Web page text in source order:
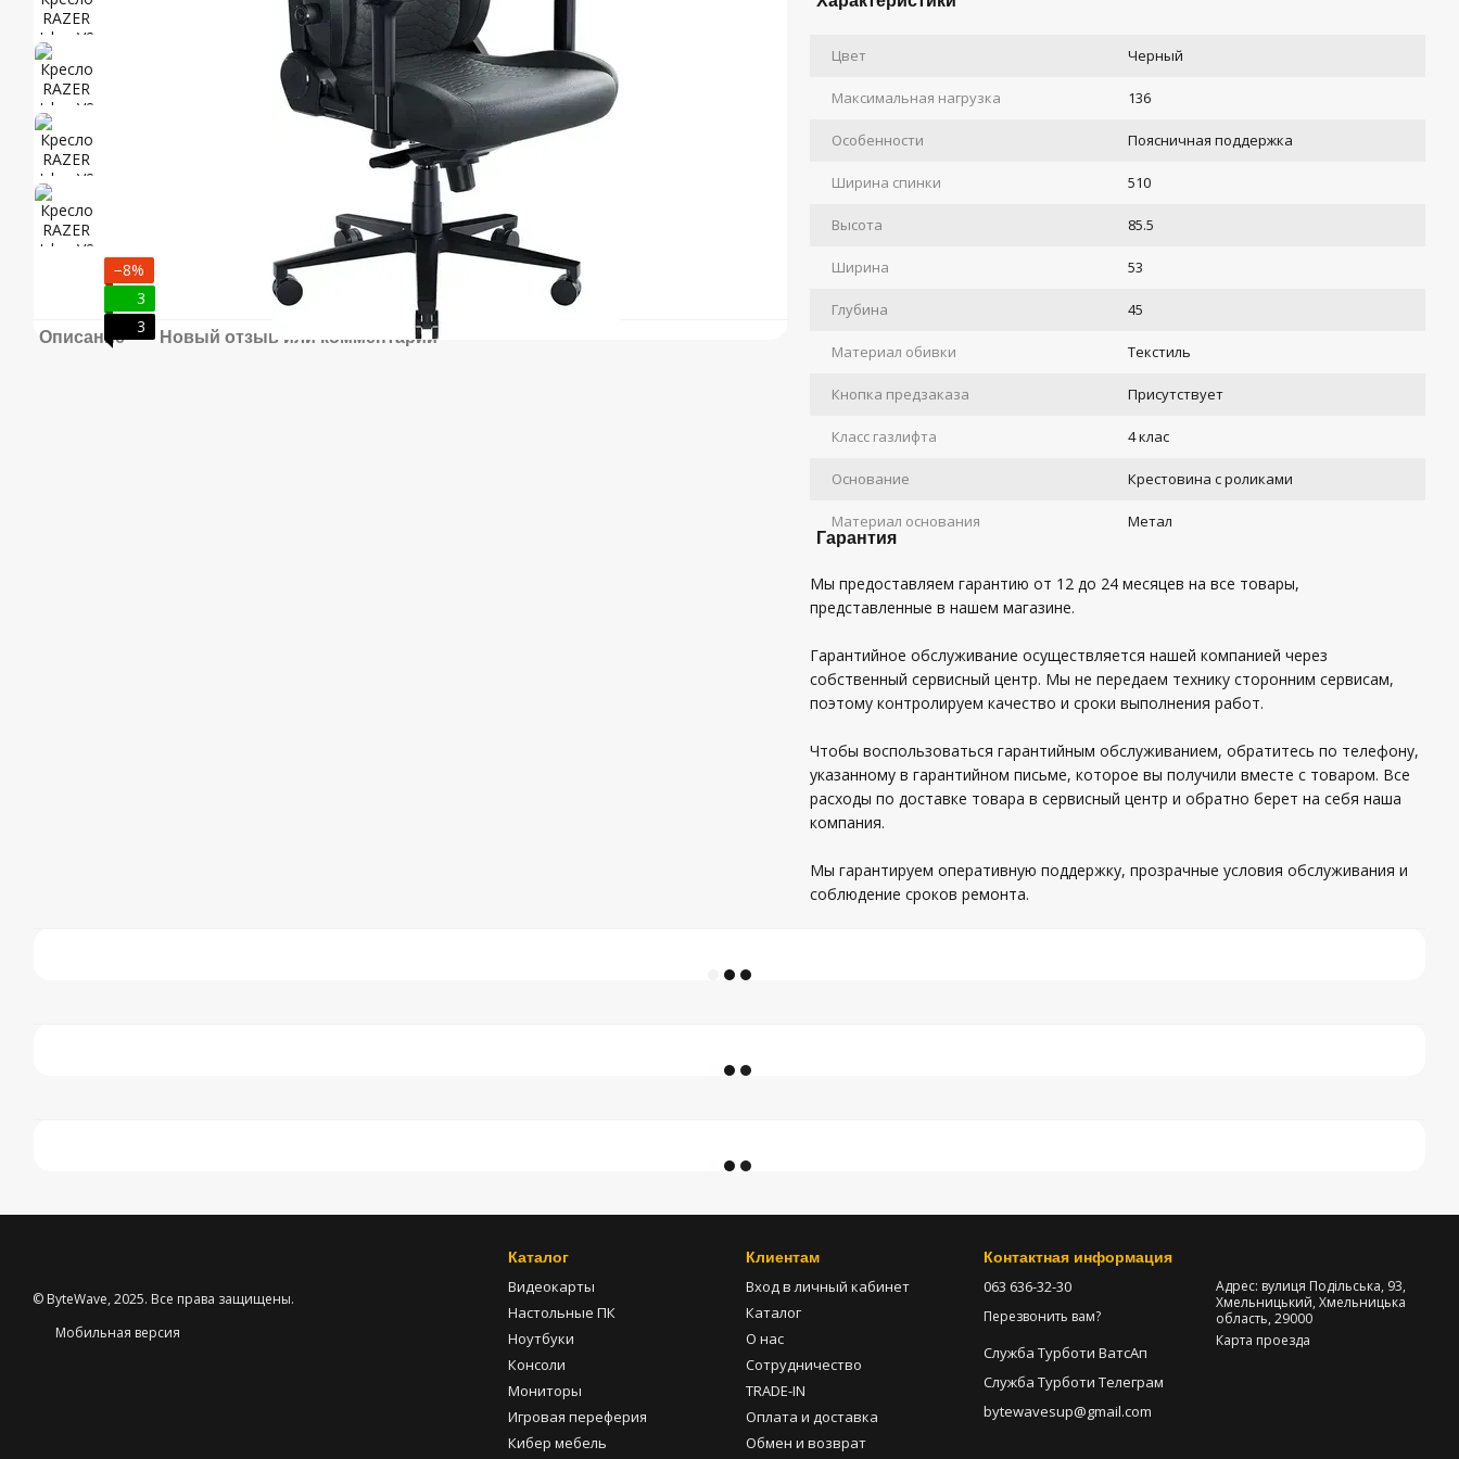
−8%
3
3
Описание Новый отзыв или комментарий
Цвет Черный
Максимальная нагрузка 136
Особенности Поясничная поддержка
Ширина спинки 510
Высота 85.5
Ширина 53
Глубина 45
Материал обивки Текстиль
Кнопка предзаказа Присутствует
Класс газлифта 4 клас
Основание Крестовина с роликами
Материал основания Метал
Гарантия
Мы предоставляем гарантию от 12 до 24 месяцев на все товары,
представленные в нашем магазине.
Гарантийное обслуживание осуществляется нашей компанией через
собственный сервисный центр. Мы не передаем технику сторонним сервисам,
поэтому контролируем качество и сроки выполнения работ.
Чтобы воспользоваться гарантийным обслуживанием, обратитесь по телефону,
указанному в гарантийном письме, которое вы получили вместе с товаром. Все
расходы по доставке товара в сервисный центр и обратно берет на себя наша
компания.
Мы гарантируем оперативную поддержку, прозрачные условия обслуживания и
соблюдение сроков ремонта.
© ByteWave, 2025. Все права защищены.
Мобильная версия
Каталог
Видеокарты
Настольные ПК
Ноутбуки
Консоли
Мониторы
Игровая переферия
Кибер мебель
Клиентам
Вход в личный кабинет
Каталог
О нас
Сотрудничество
TRADE-IN
Оплата и доставка
Обмен и возврат
Контактная информация
063 636-32-30
Перезвонить вам?
Служба Турботи ВатсАп
Служба Турботи Телеграм
bytewavesup@gmail.com
Адрес: вулиця Подільська, 93,
Хмельницький, Хмельницька
область, 29000
Карта проезда